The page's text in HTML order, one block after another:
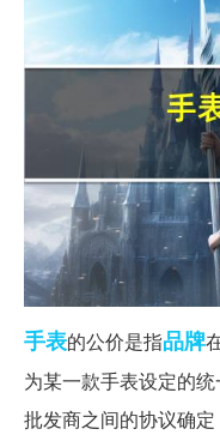
手表的公价是指品牌
为某一款手表设定的
批发商之间的协议确